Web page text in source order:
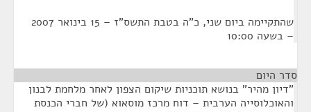
שהתקיימה ביום שני, כ"ה בטבת התשס"ז – 15 בינואר 2007
– בשעה 10:00
סדר היום
"דיון מהיר" בנושא תוכניות שיקום הצפון לאחר מלחמת לבנון
והאוכלוסייה הערבית – דוח מרכז מוסאוא (של חברי הכנסת